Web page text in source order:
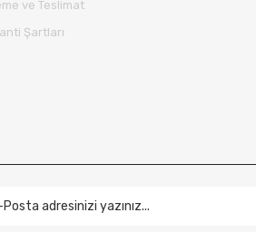
ve Teslimat
Şartları